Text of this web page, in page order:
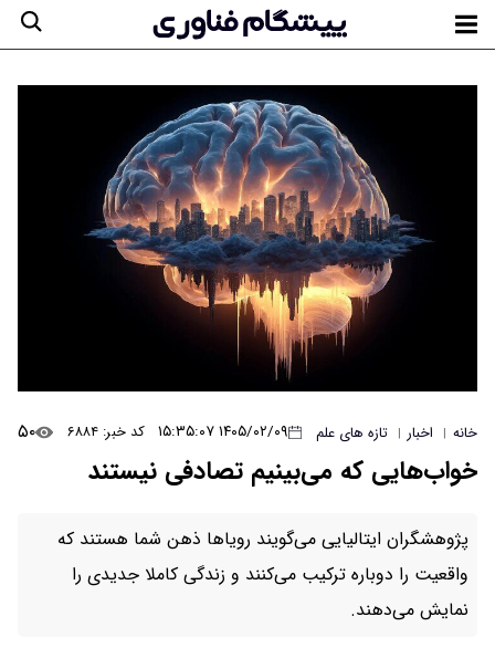
خانه | اخبار | تازه های علم ۱۴۰۵/۰۲/۰۹ ۱۵:۳۵:۰۷ کد خبر: ۶۸۸۴ ۵۰
خواب‌هایی که می‌بینیم تصادفی نیستند
پژوهشگران ایتالیایی می‌گویند رویاها ذهن شما هستند که
واقعیت را دوباره ترکیب می‌کنند و زندگی کاملا جدیدی را
نمایش می‌دهند.